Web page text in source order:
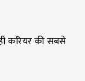
करियर की सबसे